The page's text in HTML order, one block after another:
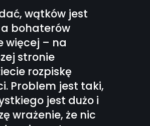
wątków jest
bohaterów
więcej – na
stronie
rozpiskę
Problem jest taki,
jest dużo i
wrażenie, że nic